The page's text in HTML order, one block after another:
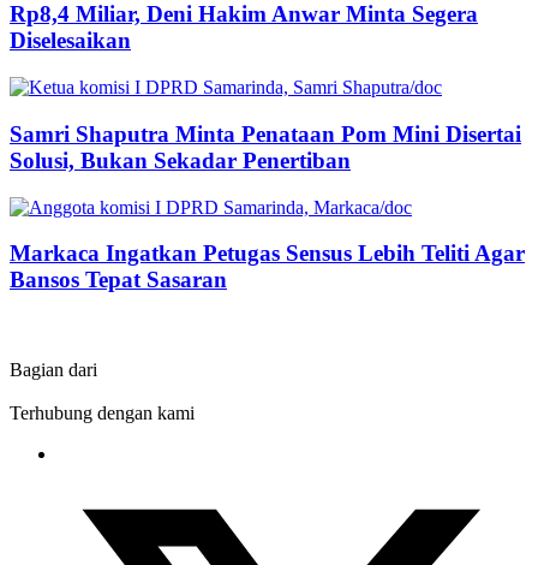
Rp8,4 Miliar, Deni Hakim Anwar Minta Segera
Diselesaikan
Samri Shaputra Minta Penataan Pom Mini Disertai
Solusi, Bukan Sekadar Penertiban
Markaca Ingatkan Petugas Sensus Lebih Teliti Agar
Bansos Tepat Sasaran
Bagian dari
Terhubung dengan kami